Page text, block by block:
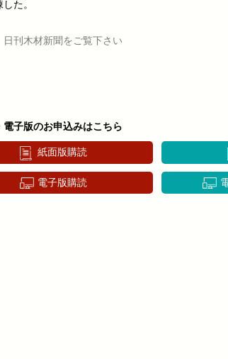
た。
刊木材新聞をご覧下さい
子版のお申込みはこちら
紙面版購読
電子版購読